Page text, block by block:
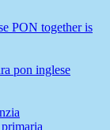
PON together is
pon inglese